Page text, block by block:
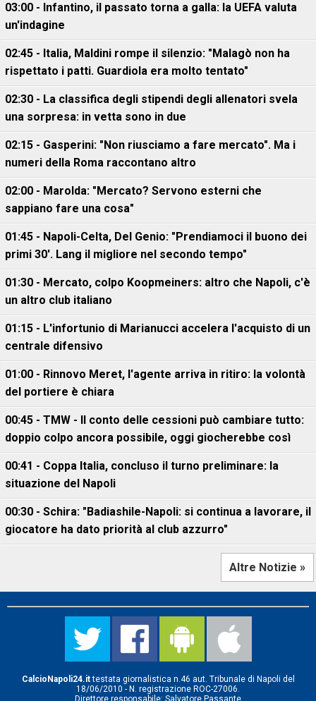
03:00 - Infantino, il passato torna a galla: la UEFA valuta
un'indagine
02:45 - Italia, Maldini rompe il silenzio: "Malagò non ha
rispettato i patti. Guardiola era molto tentato"
02:30 - La classifica degli stipendi degli allenatori svela
una sorpresa: in vetta sono in due
02:15 - Gasperini: "Non riusciamo a fare mercato". Ma i
numeri della Roma raccontano altro
02:00 - Marolda: "Mercato? Servono esterni che
sappiano fare una cosa"
01:45 - Napoli-Celta, Del Genio: "Prendiamoci il buono dei
primi 30'. Lang il migliore nel secondo tempo"
01:30 - Mercato, colpo Koopmeiners: altro che Napoli, c'è
un altro club italiano
01:15 - L'infortunio di Marianucci accelera l'acquisto di un
centrale difensivo
01:00 - Rinnovo Meret, l'agente arriva in ritiro: la volontà
del portiere è chiara
00:45 - TMW - Il conto delle cessioni può cambiare tutto:
doppio colpo ancora possibile, oggi giocherebbe così
00:41 - Coppa Italia, concluso il turno preliminare: la
situazione del Napoli
00:30 - Schira: "Badiashile-Napoli: si continua a lavorare, il
giocatore ha dato priorità al club azzurro"
Altre Notizie »
CalcioNapoli24.ittestata giornalistica n.46 aut. Tribunale di Napoli del
18/06/2010 - N. registrazione ROC-27006.
Direttore responsabile: Salvatore Passante